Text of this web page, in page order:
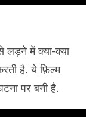
लड़ने में क्या-क्या
है. ये फ़िल्म
पर बनी है.